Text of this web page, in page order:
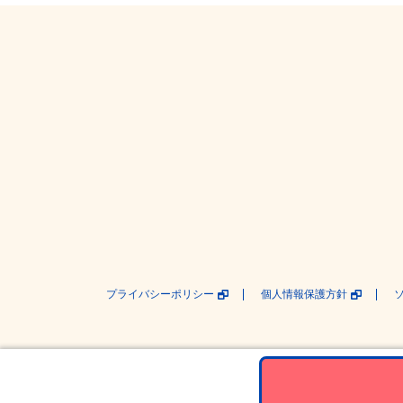
プライバシーポリシー 個人情報保護方針